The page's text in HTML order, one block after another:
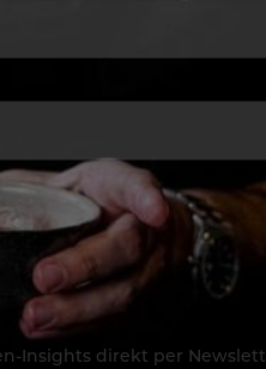
Insights direkt per